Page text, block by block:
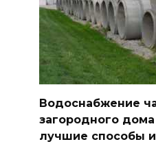
Водоснабжение
загородного
лучшие способы